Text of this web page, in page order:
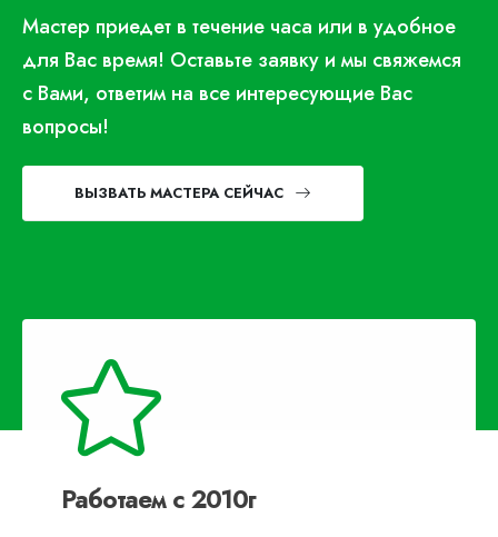
Мастер приедет в течение часа или в удобное
для Вас время! Оставьте заявку и мы свяжемся
с Вами, ответим на все интересующие Вас
вопросы!
ВЫЗВАТЬ МАСТЕРА СЕЙЧАС
Работаем с 2010г